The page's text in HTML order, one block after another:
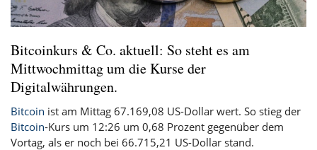
Bitcoinkurs & Co. aktuell: So steht es am
Mittwochmittag um die Kurse der
Digitalwährungen.
Bitcoin ist am Mittag 67.169,08 US-Dollar wert. So stieg der
Bitcoin-Kurs um 12:26 um 0,68 Prozent gegenüber dem
Vortag, als er noch bei 66.715,21 US-Dollar stand.